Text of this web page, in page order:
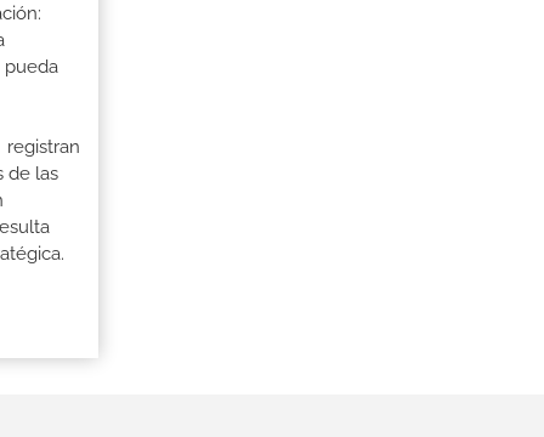
pueda
registran
de las